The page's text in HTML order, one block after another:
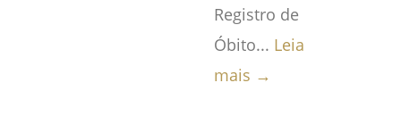
Registro de
Óbito... Leia
mais →